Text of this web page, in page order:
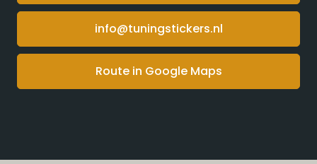
info@tuningstickers.nl
Route in Google Maps